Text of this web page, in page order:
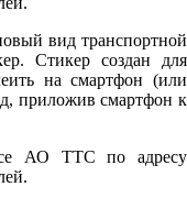
вид транспортной
Стикер создан для
на смартфон (или
приложив смартфон к
АО ТТС по адресу